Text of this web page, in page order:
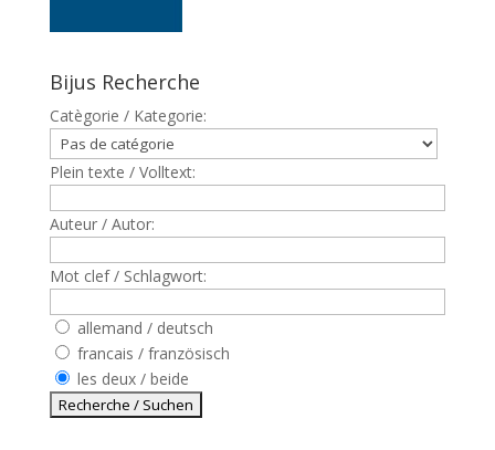
Bijus Recherche
Catègorie / Kategorie:
Plein texte / Volltext:
Auteur / Autor:
Mot clef / Schlagwort:
allemand / deutsch
francais / französisch
les deux / beide